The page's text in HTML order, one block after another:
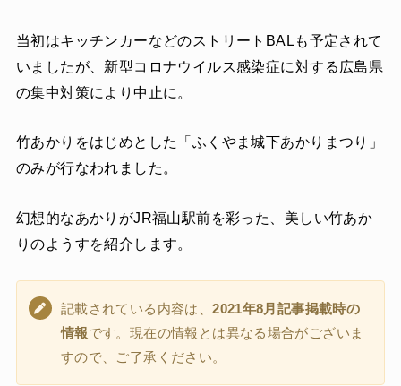
当初はキッチンカーなどのストリートBALも予定されて
いましたが、新型コロナウイルス感染症に対する広島県
の集中対策により中止に。
竹あかりをはじめとした「ふくやま城下あかりまつり」
のみが行なわれました。
幻想的なあかりがJR福山駅前を彩った、美しい竹あか
りのようすを紹介します。
記載されている内容は、2021年8月記事掲載時の
情報です。現在の情報とは異なる場合がございま
すので、ご了承ください。